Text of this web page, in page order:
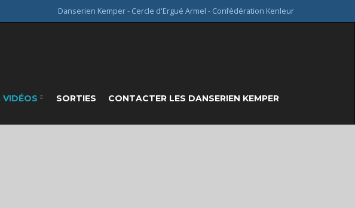
Danserien Kemper - Cercle d'Ergué Armel - Confédération Kenleur
SORTIES CONTACTER LES DANSERIEN KEMPER